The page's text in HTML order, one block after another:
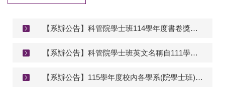
【系辦公告】科管院學士班114學年度書卷獎成績排名採用標準公告
【系辦公告】科管院學士班英文名稱自111學年度第二學期起為「Interdisciplinary Program of Management and Technology」
【系辦公告】115學年度校內各學系(院學士班)申請轉入科管院學士班繳交審查資料說明